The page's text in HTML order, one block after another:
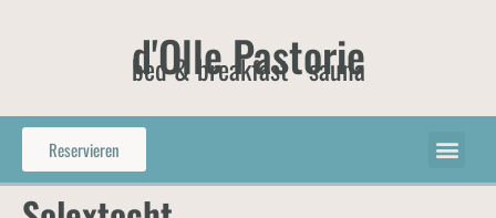
d'Olle Pastorie
bed & breakfast - sauna
Reservieren